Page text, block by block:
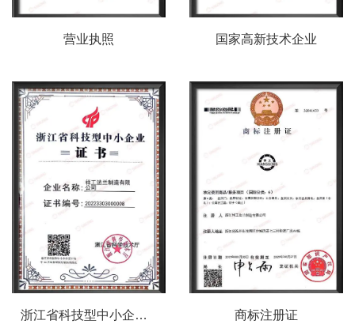
营业执照 国家高新技术企业
浙江省科技型中小企业证书 商标注册证